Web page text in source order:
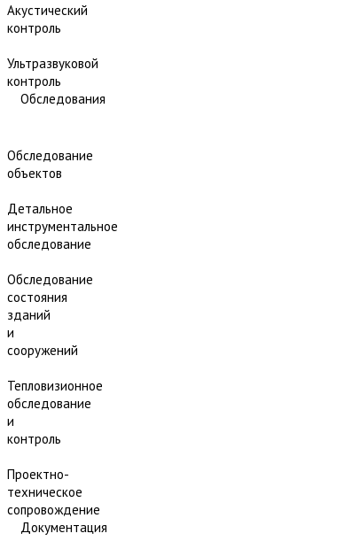
Акустический
контроль
Ультразвуковой
контроль
Обследования
Обследование
объектов
Детальное
инструментальное
обследование
Обследование
состояния
зданий
и
сооружений
Тепловизионное
обследование
и
контроль
Проектно-
техническое
сопровождение
Документация